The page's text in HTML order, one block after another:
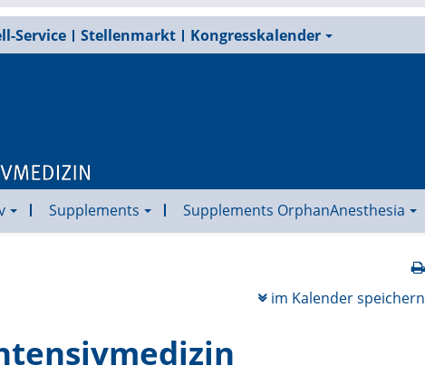
Service Stellenmarkt Kongresskalender
Supplements Supplements OrphanAnesthesia
im Kalender speichern